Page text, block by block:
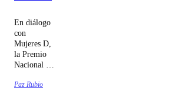
En diálogo
con
Mujeres D,
la Premio
Nacional de
Exactas
Paz Rubio